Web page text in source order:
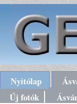
Nyitólap
Új fotók